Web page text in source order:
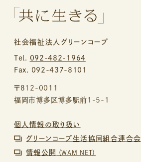
社会福祉法人グリーンコープ
Tel. 092-482-1964
Fax. 092-437-8101
〒812-0011
福岡市博多区博多駅前1-5-1
個人情報の取り扱い
グリーンコープ生活協同組合連合会
情報公開
（WAM NET）